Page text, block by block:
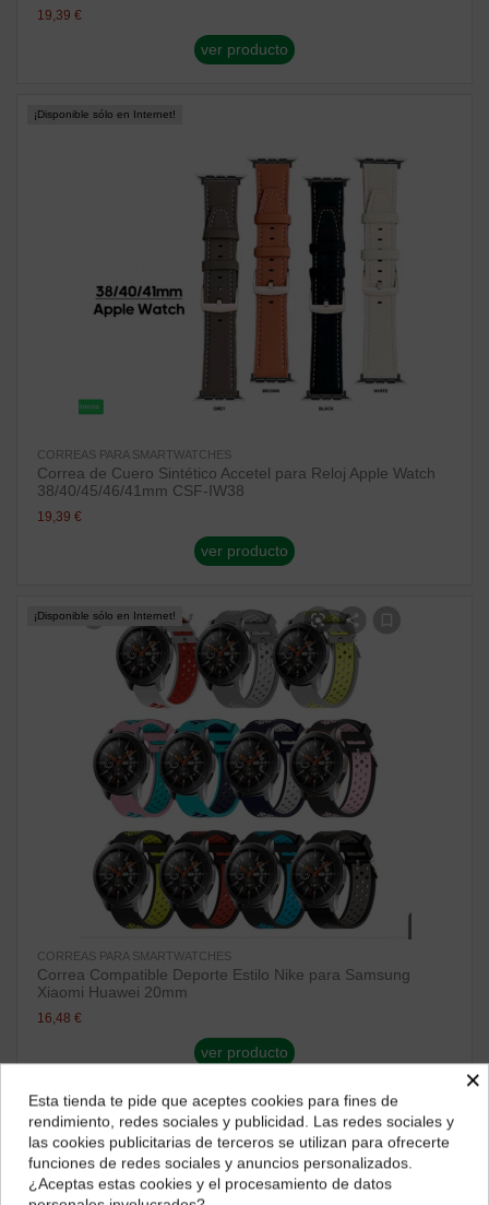
19,39 €
ver producto
¡Disponible sólo en Internet!
CORREAS PARA SMARTWATCHES
Correa de Cuero Sintético Accetel para Reloj Apple Watch
38/40/45/46/41mm CSF-IW38
19,39 €
ver producto
¡Disponible sólo en Internet!
CORREAS PARA SMARTWATCHES
Correa Compatible Deporte Estilo Nike para Samsung
Xiaomi Huawei 20mm
16,48 €
ver producto
¡Disponible sólo en Internet!
¿Dónde deseas recibir tu pedido?
Selecciona tu ubicación para mostrarte los precios e
impuestos correctos para tu región.
×
Esta tienda te pide que aceptes cookies para fines de
rendimiento, redes sociales y publicidad. Las redes sociales y
las cookies publicitarias de terceros se utilizan para ofrecerte
funciones de redes sociales y anuncios personalizados.
¿Aceptas estas cookies y el procesamiento de datos